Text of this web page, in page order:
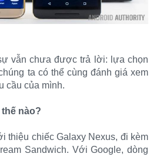
vẫn chưa được trả lời: lựa chọn
ta có thể cùng đánh giá xem
cầu của mình.
nào?
thiệu chiếc Galaxy Nexus, đi kèm
Sandwich. Với Google, dòng